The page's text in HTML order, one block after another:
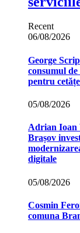
Recent
06/08/2026
George
consumul
pentru
05/08/2026
Adrian Ioan
Brașov
digitale
05/08/2026
Cosmin
comuna